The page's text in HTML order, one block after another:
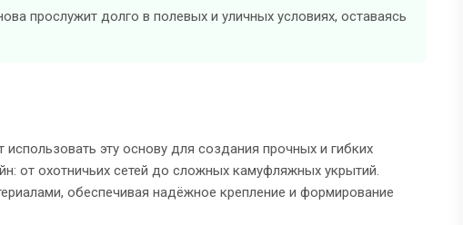
прослужит долго в полевых и уличных условиях, оставаясь
эту основу для создания прочных и гибких
от охотничьих сетей до сложных камуфляжных укрытий.
обеспечивая надёжное крепление и формирование